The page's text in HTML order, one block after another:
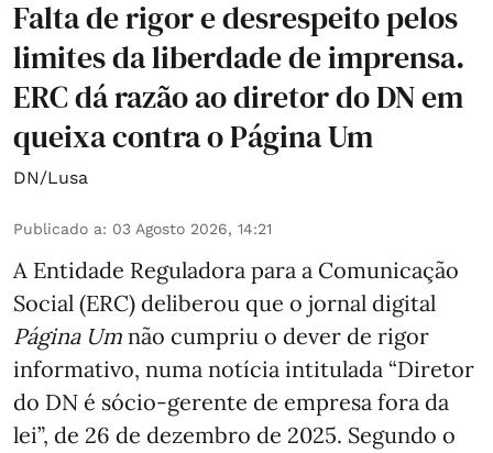
Falta de rigor e desrespeito pelos
limites da liberdade de imprensa.
ERC dá razão ao diretor do DN em
queixa contra o Página Um
DN/Lusa
Publicado a: 03 Agosto 2026, 14:21
A Entidade Reguladora para a Comunicação
Social (ERC) deliberou que o jornal digital
Página Um não cumpriu o dever de rigor
informativo, numa notícia intitulada “Diretor
do DN é sócio‑gerente de empresa fora da
lei”, de 26 de dezembro de 2025. Segundo o